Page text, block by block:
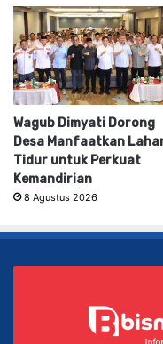
Wagub Dimyati Dorong
Desa Manfaatkan
Tidur untuk Perkuat
Kemandirian
8 Agustus 2026